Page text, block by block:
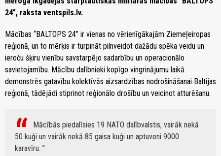
24”, raksta ventspils.lv.
Mācības “BALTOPS 24” ir vienas no vērienīgākajām Ziemeļeiropas
reģionā, un to mērķis ir turpināt pilnveidot dažādu spēka veidu un
ieroču šķiru vienību savstarpējo sadarbību un operacionālo
savietojamību. Mācību dalībnieki kopīgo vingrinājumu laikā
demonstrēs gatavību kolektīvās aizsardzības nodrošināšanai Baltijas
reģionā, tādējādi stiprinot reģionālo drošību un veicinot atturēšanu.
Mācībās piedalīsies 19 NATO dalībvalstis, vairāk nekā
50 kuģi un vairāk nekā 85 gaisa kuģi un aptuveni 9000
karavīru.